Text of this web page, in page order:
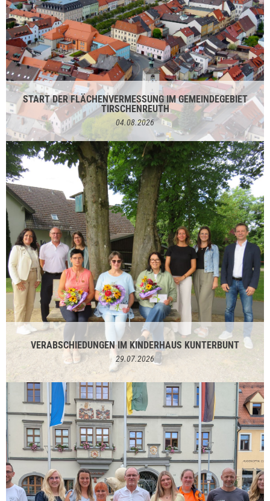
START DER FLÄCHENVERMESSUNG IM GEMEINDEGEBIET
TIRSCHENREUTH
04.08.2026
VERABSCHIEDUNGEN IM KINDERHAUS KUNTERBUNT
29.07.2026